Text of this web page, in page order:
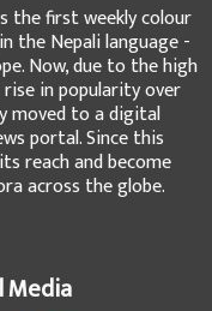
the first weekly colour
the Nepali language -
Now, due to the high
in popularity over
moved to a digital
portal. Since this
reach and become
across the globe.
Media